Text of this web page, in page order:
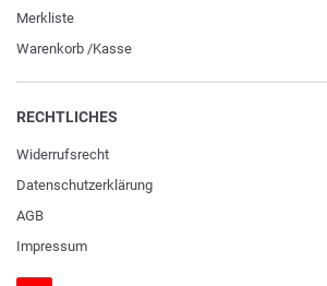
Merkliste
Warenkorb /Kasse
RECHTLICHES
Widerrufs­recht
Daten­schutz­erklärung
AGB
Impressum